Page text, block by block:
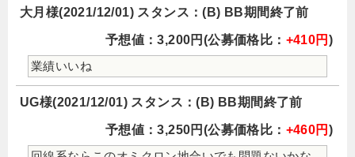
大月様(2021/12/01) スタンス：(B) BB期間終了前
予想値：3,200円(公募価格比： +410円 )
業績いいね
UG様(2021/12/01) スタンス：(B) BB期間終了前
予想値：3,250円(公募価格比： +460円 )